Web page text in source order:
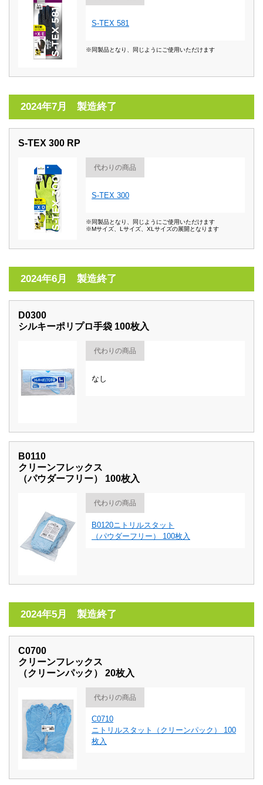
S-TEX 581
※同製品となり、同じようにご使用いただけます
2024年7月 製造終了
S-TEX 300 RP
代わりの商品
S-TEX 300
※同製品となり、同じようにご使用いただけます
※Mサイズ、Lサイズ、XLサイズの展開となります
2024年6月 製造終了
D0300
シルキーポリプロ手袋 100枚入
代わりの商品
なし
B0110
クリーンフレックス
（パウダーフリー） 100枚入
代わりの商品
B0120ニトリルスタット
（パウダーフリー） 100枚入
2024年5月 製造終了
C0700
クリーンフレックス
（クリーンパック） 20枚入
代わりの商品
C0710
ニトリルスタット（クリーンパック） 100
枚入